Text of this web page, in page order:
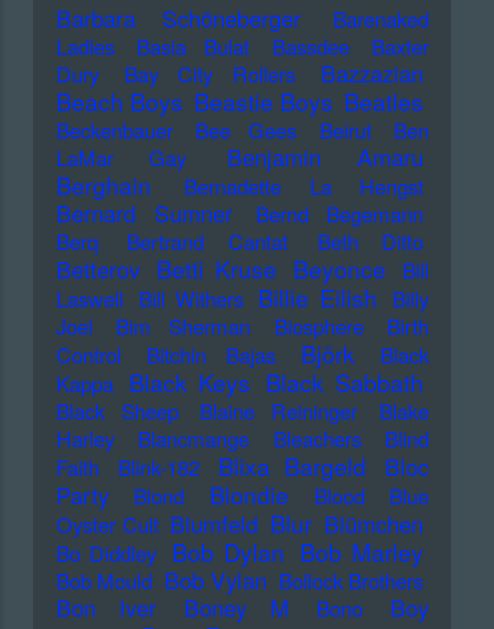
Barbara Schöneberger
Barenaked
Ladies
Basia Bulat Bassdee
Baxter
Dury
Bay City Rollers Bazzazian
Beach Boys Beastie Boys Beatles
Beckenbauer Bee Gees Beirut
Ben
LaMar Gay
Benjamin Amaru
Berghain Bernadette La Hengst
Bernard Sumner
Bernd Begemann
Berq
Bertrand Cantat Beth Ditto
Betterov Betti Kruse Beyonce
Bill
Laswell
Bill Withers Billie Eilish
Billy
Joel
Bim Sherman Biosphere
Birth
Control
Bitchin Bajas Björk
Black
Kappa Black Keys Black Sabbath
Black Sheep Blaine Reininger
Blake
Harley
Blancmange Bleachers
Blind
Faith
Blink-182 Blixa Bargeld
Bloc
Party
Blond Blondie Blood
Blue
Oyster Cult Blumfeld Blur Blümchen
Bo Diddley Bob Dylan Bob Marley
Bob Mould Bob Vylan Bollock Brothers
Bon Iver Boney M Bono
Boy